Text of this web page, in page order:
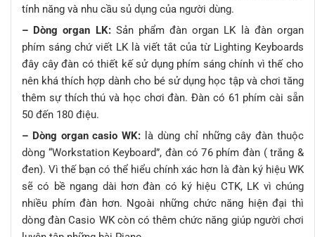
tính năng và nhu cầu sủ dụng của người dùng.
– Dòng organ LK:Sản phẩm đàn organ LK là đàn organ
phím sáng chứ viết LK là viết tắt của từ Lighting Keyboards
đây cây đàn có thiết kế sử dụng phím sáng chính vì thế cho
nên khá thích hợp dành cho bé sử dụng học tập và chơi tăng
thêm sự thích thú và học chơi đàn. Đàn có 61 phím cài sẵn
50 đến 180 điệu.
– Dòng organ casio WK: là dùng chỉ những cây đàn thuộc
dòng “Workstation Keyboard”, đàn có 76 phím đàn ( trắng &
đen). Vì thế bạn có thể hiểu chính xác hơn là đàn ký hiệu WK
sẽ có bề ngang dài hơn đàn có ký hiệu CTK, LK vì chúng
nhiều phím đàn hơn. Ngoài những chức năng hiện đại thì
dòng đàn Casio WK còn có thêm chức năng giúp người chơi